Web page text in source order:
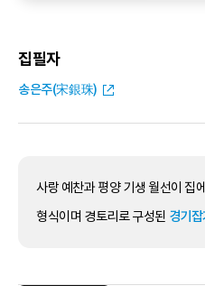
집필자
송은주(宋銀珠)
사랑 예찬과 평양 기생 월선이 집
형식이며 경토리로 구성된 경기